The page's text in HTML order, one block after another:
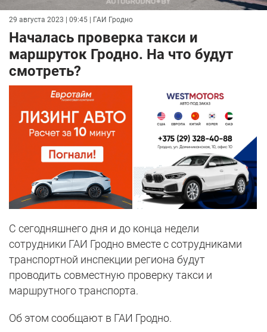
29 августа 2023 | 09:45 | ГАИ Гродно
Началась проверка такси и
маршруток Гродно. На что будут
смотреть?
С сегодняшнего дня и до конца недели
сотрудники ГАИ Гродно вместе с сотрудниками
транспортной инспекции региона будут
проводить совместную проверку такси и
маршрутного транспорта.
Об этом сообщают в ГАИ Гродно.